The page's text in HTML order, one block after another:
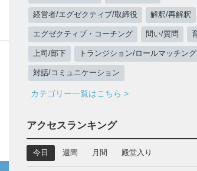
経営者/エグゼクティブ/取締役 解釈/再解釈
エグゼクティブ・コーチング 問い/質問
上司/部下 トランジション/ロールマッチング
対話/コミュニケーション
カテゴリー一覧はこちら >
アクセスランキング
今日 週間 月間 殿堂入り